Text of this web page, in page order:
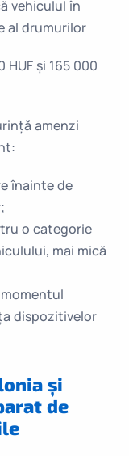
vehiculul în
al drumurilor
și 165 000
amenzi
înainte de
o categorie
mai mică
dispozitivelor
și
de